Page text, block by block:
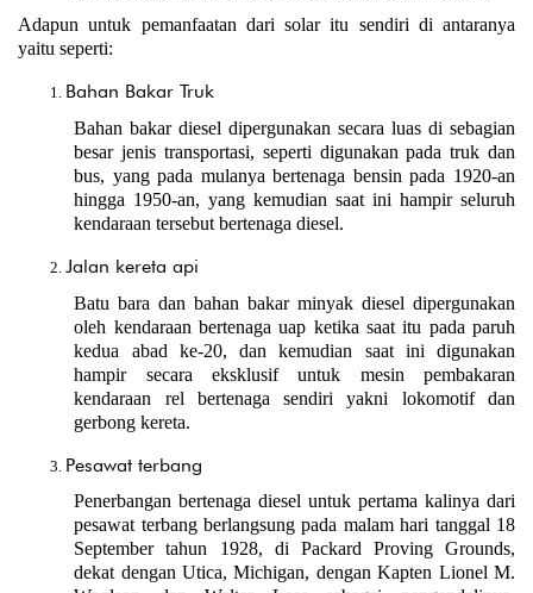
Adapun untuk pemanfaatan dari solar itu sendiri di antaranya
yaitu seperti:
Bahan Bakar Truk
Bahan bakar diesel dipergunakan secara luas di sebagian
besar jenis transportasi, seperti digunakan pada truk dan
bus, yang pada mulanya bertenaga bensin pada 1920-an
hingga 1950-an, yang kemudian saat ini hampir seluruh
kendaraan tersebut bertenaga diesel.
Jalan kereta api
Batu bara dan bahan bakar minyak diesel dipergunakan
oleh kendaraan bertenaga uap ketika saat itu pada paruh
kedua abad ke-20, dan kemudian saat ini digunakan
hampir secara eksklusif untuk mesin pembakaran
kendaraan rel bertenaga sendiri yakni lokomotif dan
gerbong kereta.
Pesawat terbang
Penerbangan bertenaga diesel untuk pertama kalinya dari
pesawat terbang berlangsung pada malam hari tanggal 18
September tahun 1928, di Packard Proving Grounds,
dekat dengan Utica, Michigan, dengan Kapten Lionel M.